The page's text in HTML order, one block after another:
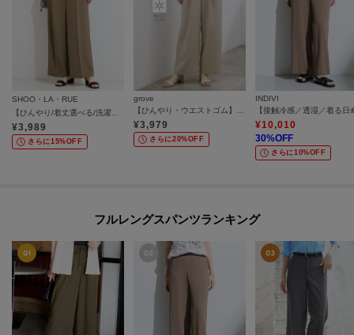
SHOO・LA・RUE
¥3,989
さらに15%OFF
grove
¥3,979
さらに20%OFF
INDIVI
¥10,010
30%OFF
さらに10%OFF
フルレングスパンツランキング